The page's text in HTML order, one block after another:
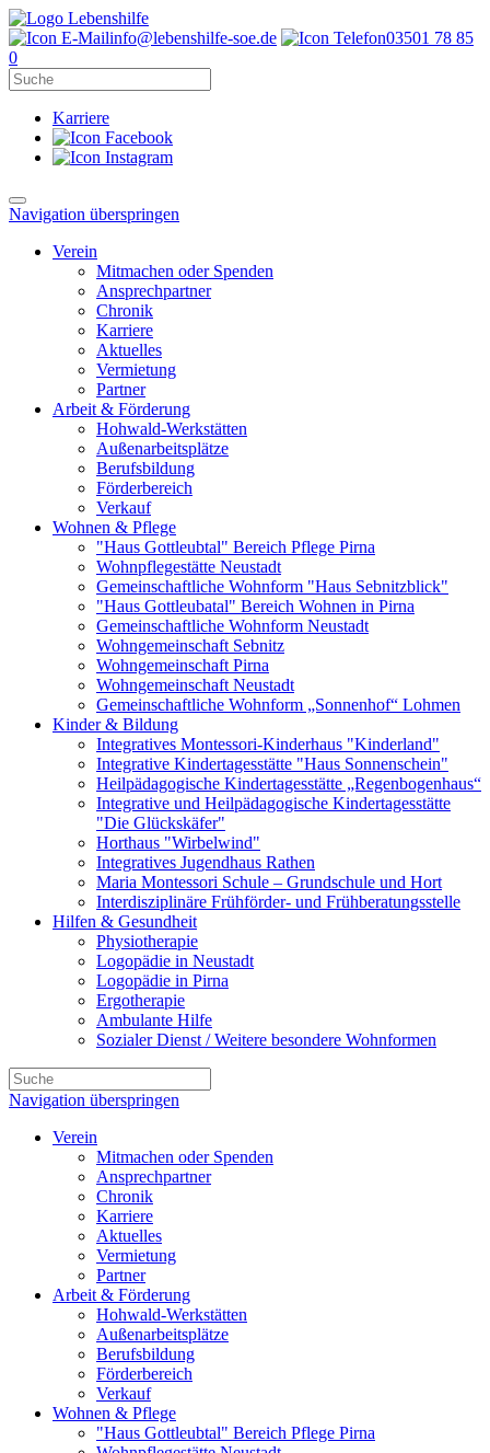
info@lebenshilfe-soe.de
03501 78 85
0
Karriere
Navigation überspringen
Verein
Mitmachen oder Spenden
Ansprechpartner
Chronik
Karriere
Aktuelles
Vermietung
Partner
Arbeit & Förderung
Hohwald-Werkstätten
Außenarbeitsplätze
Berufsbildung
Förderbereich
Verkauf
Wohnen & Pflege
"Haus Gottleubtal" Bereich Pflege Pirna
Wohnpflegestätte Neustadt
Gemeinschaftliche Wohnform "Haus Sebnitzblick"
"Haus Gottleubatal" Bereich Wohnen in Pirna
Gemeinschaftliche Wohnform Neustadt
Wohngemeinschaft Sebnitz
Wohngemeinschaft Pirna
Wohngemeinschaft Neustadt
Gemeinschaftliche Wohnform „Sonnenhof“ Lohmen
Kinder & Bildung
Integratives Montessori-Kinderhaus "Kinderland"
Integrative Kindertagesstätte "Haus Sonnenschein"
Heilpädagogische Kindertagesstätte „Regenbogenhaus“
Integrative und Heilpädagogische Kindertagesstätte
"Die Glückskäfer"
Horthaus "Wirbelwind"
Integratives Jugendhaus Rathen
Maria Montessori Schule – Grundschule und Hort
Interdisziplinäre Frühförder- und Frühberatungsstelle
Hilfen & Gesundheit
Physiotherapie
Logopädie in Neustadt
Logopädie in Pirna
Ergotherapie
Ambulante Hilfe
Sozialer Dienst / Weitere besondere Wohnformen
Navigation überspringen
Verein
Mitmachen oder Spenden
Ansprechpartner
Chronik
Karriere
Aktuelles
Vermietung
Partner
Arbeit & Förderung
Hohwald-Werkstätten
Außenarbeitsplätze
Berufsbildung
Förderbereich
Verkauf
Wohnen & Pflege
"Haus Gottleubtal" Bereich Pflege Pirna